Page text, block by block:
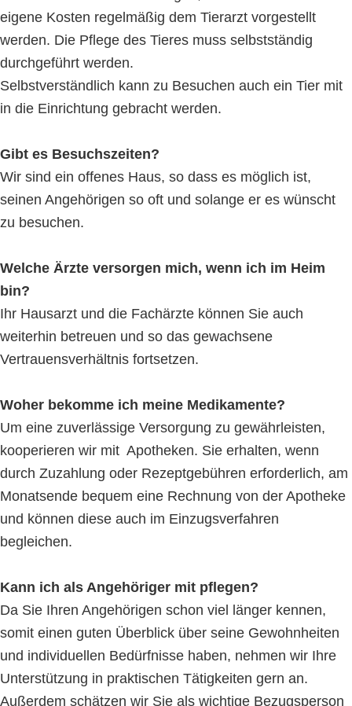
eigene Kosten regelmäßig dem Tierarzt vorgestellt
werden. Die Pflege des Tieres muss selbstständig
durchgeführt werden.
Selbstverständlich kann zu Besuchen auch ein Tier mit
in die Einrichtung gebracht werden.
Gibt es Besuchszeiten?
Wir sind ein offenes Haus, so dass es möglich ist,
seinen Angehörigen so oft und solange er es wünscht
zu besuchen.
Welche Ärzte versorgen mich, wenn ich im Heim
bin?
Ihr Hausarzt und die Fachärzte können Sie auch
weiterhin betreuen und so das gewachsene
Vertrauensverhältnis fortsetzen.
Woher bekomme ich meine Medikamente?
Um eine zuverlässige Versorgung zu gewährleisten,
kooperieren wir mit Apotheken. Sie erhalten, wenn
durch Zuzahlung oder Rezeptgebühren erforderlich, am
Monatsende bequem eine Rechnung von der Apotheke
und können diese auch im Einzugsverfahren
begleichen.
Kann ich als Angehöriger mit pflegen?
Da Sie Ihren Angehörigen schon viel länger kennen,
somit einen guten Überblick über seine Gewohnheiten
und individuellen Bedürfnisse haben, nehmen wir Ihre
Unterstützung in praktischen Tätigkeiten gern an.
Außerdem schätzen wir Sie als wichtige Bezugsperson